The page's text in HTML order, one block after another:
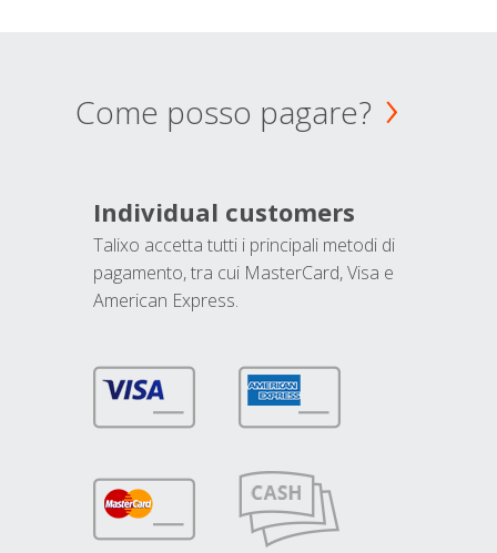
Come posso pagare?
Individual customers
Talixo accetta tutti i principali metodi di
pagamento, tra cui MasterCard, Visa e
American Express.